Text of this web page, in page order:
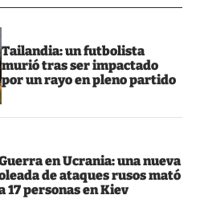
Tailandia: un futbolista
murió tras ser impactado
por un rayo en pleno partido
en Ucrania: una nueva
de ataques rusos mató
17 personas en Kiev